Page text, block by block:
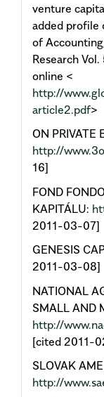
venture
added profile
of
Research
online <
http://
article2.pdf>
ON PRIVATE
http://
16]
FOND
KAPITÁLU:
2011-03-07]
GENESIS
2011-03-08]
NATIONAL
SMALL AND
http://
[cited 2011-
SLOVAK
http://